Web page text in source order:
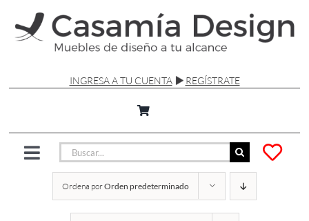
contenido
INGRESA A TU CUENTA REGÍSTRATE
Toggle
Navigation
SILLAS Y SOFÁS
Buscar:
Ordena porOrden predeterminado